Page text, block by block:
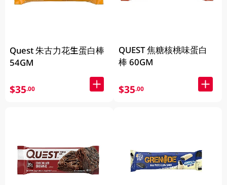
Quest 朱古力花生蛋白棒
54GM
$35.00
QUEST 焦糖核桃味蛋白
棒 60GM
$35.00